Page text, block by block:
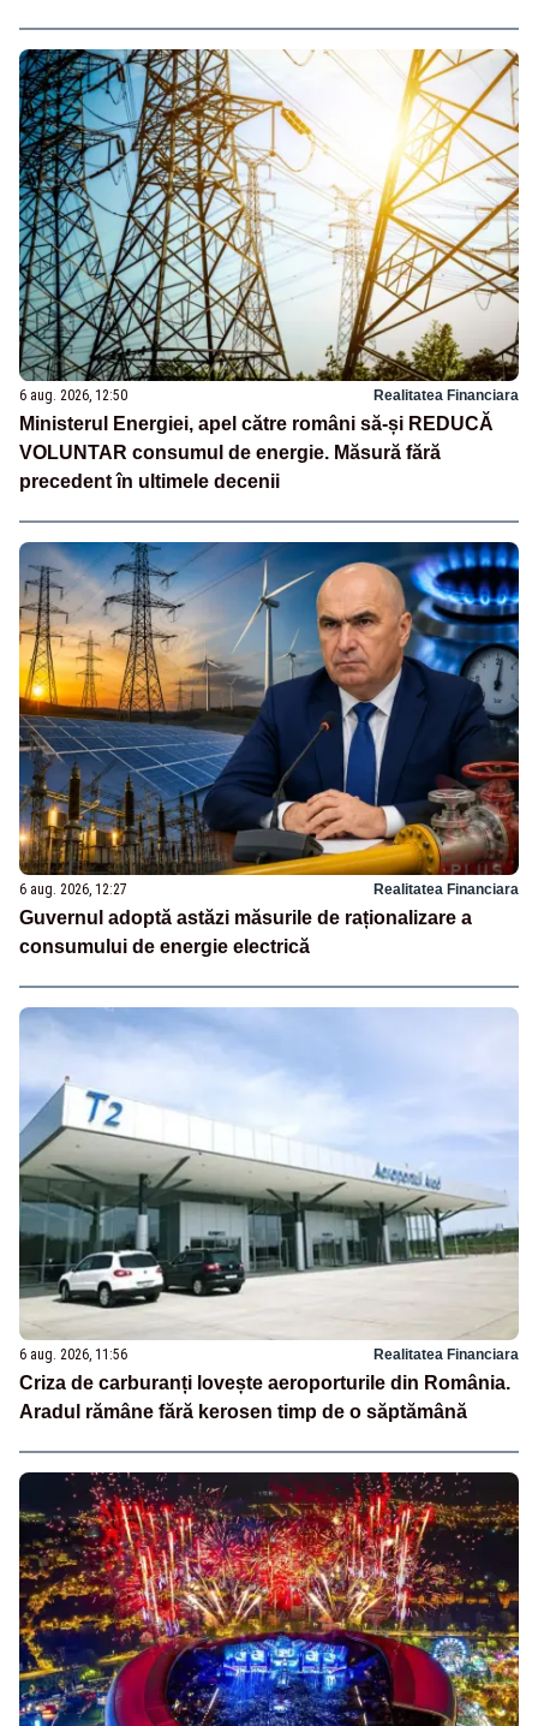
6 aug. 2026, 12:50 Realitatea Financiara
Ministerul Energiei, apel către români să-și REDUCĂ
VOLUNTAR consumul de energie. Măsură fără
precedent în ultimele decenii
6 aug. 2026, 12:27 Realitatea Financiara
Guvernul adoptă astăzi măsurile de raționalizare a
consumului de energie electrică
6 aug. 2026, 11:56 Realitatea Financiara
Criza de carburanți lovește aeroporturile din România.
Aradul rămâne fără kerosen timp de o săptămână